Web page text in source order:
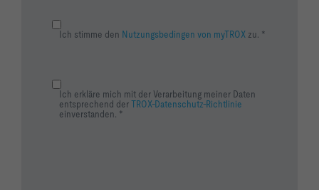
Ich stimme den Nutzungsbedingen von myTROX zu. *
Ich erkläre mich mit der Verarbeitung meiner Daten
entsprechend derTROX-Datenschutz-Richtlinie
einverstanden. *